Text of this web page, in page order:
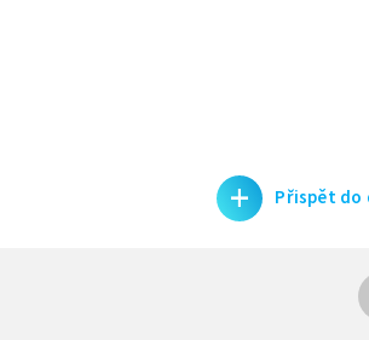
+ Přispět do